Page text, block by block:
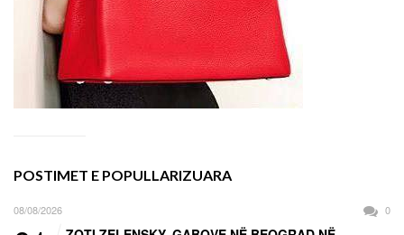
POSTIMET E POPULLARIZUARA
08/08/2026 0